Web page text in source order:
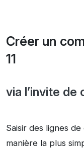
Créer un
11
via l’invite de
Saisir des lignes
manière la plus